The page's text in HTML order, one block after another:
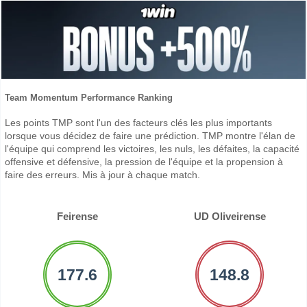
Team Momentum Performance Ranking
Les points TMP sont l'un des facteurs clés les plus importants
lorsque vous décidez de faire une prédiction. TMP montre l'élan de
l'équipe qui comprend les victoires, les nuls, les défaites, la capacité
offensive et défensive, la pression de l'équipe et la propension à
faire des erreurs. Mis à jour à chaque match.
Feirense UD Oliveirense
177.6 148.8